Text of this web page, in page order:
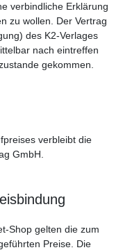
verbindliche Erklärung
zu wollen. Der Vertrag
des K2-Verlages
nach eintreffen
gekommen.
verbleibt die
GmbH.
Shop gelten die zum
Preise. Die